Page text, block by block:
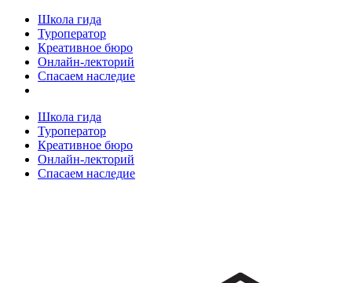
Школа гида
Туроператор
Креативное бюро
Онлайн-лекторий
Спасаем наследие
Школа гида
Туроператор
Креативное бюро
Онлайн-лекторий
Спасаем наследие